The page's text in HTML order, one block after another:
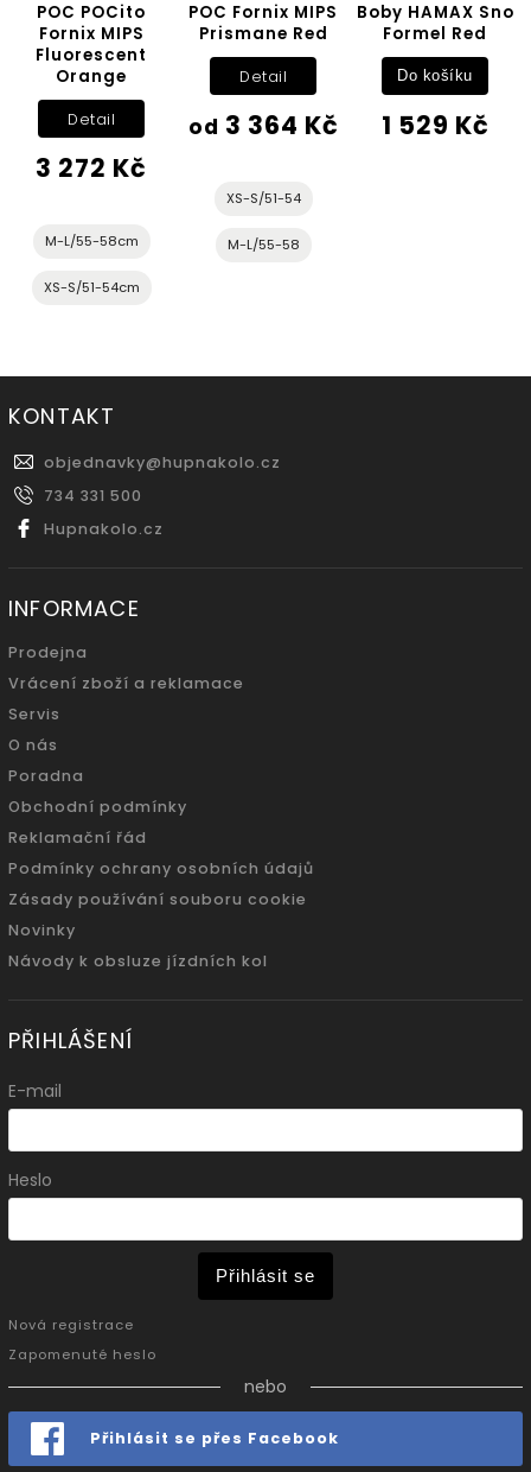
POC POCito
Fornix MIPS
Fluorescent
Orange
3 272 Kč
Detail
M-L/55-58cm
XS-S/51-54cm
POC Fornix MIPS
Prismane Red
od 3 364 Kč
Detail
XS-S/51-54
M-L/55-58
Boby HAMAX Sno
Formel Red
1 529 Kč
Do košíku
KONTAKT
objednavky@hupnakolo.cz
734 331 500
Hupnakolo.cz
INFORMACE
Prodejna
Vrácení zboží a reklamace
Servis
O nás
Poradna
Obchodní podmínky
Reklamační řád
Podmínky ochrany osobních údajů
Zásady používání souboru cookie
Novinky
Návody k obsluze jízdních kol
PŘIHLÁŠENÍ
E-mail
Heslo
Přihlásit se
Nová registrace
Zapomenuté heslo
nebo
Přihlásit se přes Facebook